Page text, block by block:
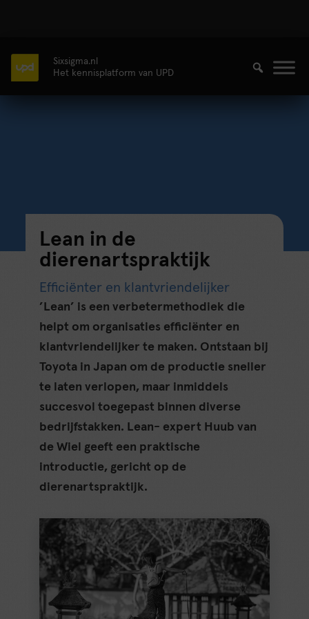
Sixsigma.nl
Het kennisplatform van UPD
Lean in de
dierenartspraktijk
Efficiënter en klantvriendelijker
’Lean’ is een verbetermethodiek die
helpt om organisaties efficiënter en
klantvriendelijker te maken. Ontstaan bij
Toyota in Japan om de productie sneller
te laten verlopen, maar inmiddels
succesvol toegepast binnen diverse
bedrijfstakken. Lean- expert Huub van
de Wiel geeft een praktische
introductie, gericht op de
dierenartspraktijk.